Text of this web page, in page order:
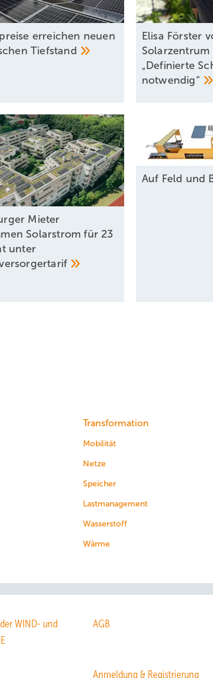
erreichen neuen
Tiefstand
Elisa Förster
Solarzentrum
„Definierte
notwendig“
Mieter
Solarstrom für 23
unter
Auf Feld und
Transformation
Mobilität
Netze
Speicher
Lastmanagement
Wasserstoff
Wärme
WIND- und
AGB
Anmeldung & Registrierung